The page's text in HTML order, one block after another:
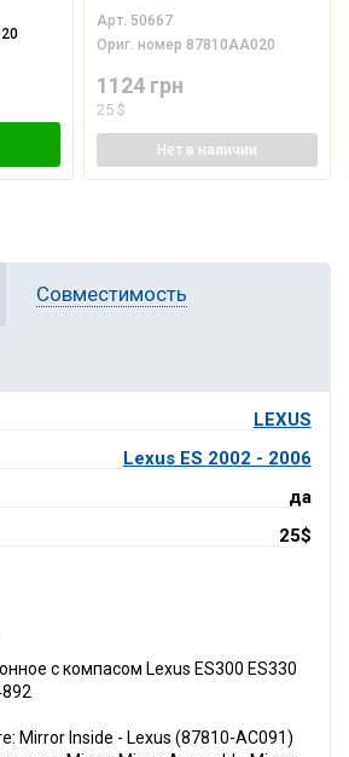
Арт. 50667
Ориг. номер 87810AA020
1124 грн
25 $
Нет в наличии
Совместимость
LEXUS
Lexus ES 2002 - 2006
да
25$
с компасом Lexus ES300 ES330
Mirror Inside - Lexus (87810-AC091)